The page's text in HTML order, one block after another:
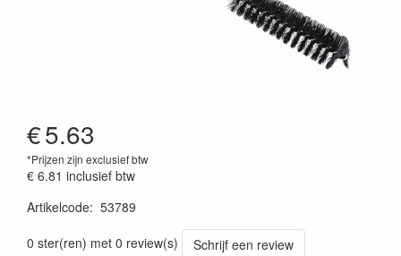
€5.63
*Prijzen zijn exclusief btw
€ 6.81 inclusief btw
Artikelcode: 53789
0 ster(ren) met 0 review(s)
Schrijf een review